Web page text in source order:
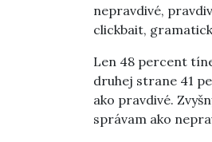
nepravdivé,
clickbait,
Len 48 percent
druhej strane 41
ako pravdivé.
správam ako